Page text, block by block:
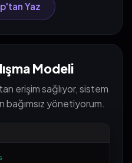
Yaz
Modeli
erişim sağlıyor, sistem
bağımsız yönetiyorum.